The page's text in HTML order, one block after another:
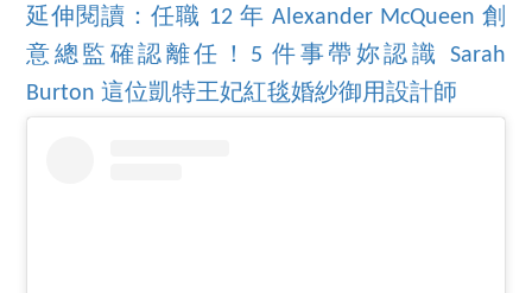
延伸閱讀：任職 12 年 Alexander McQueen 創
意總監確認離任！5 件事帶妳認識 Sarah
Burton 這位凱特王妃紅毯婚紗御用設計師